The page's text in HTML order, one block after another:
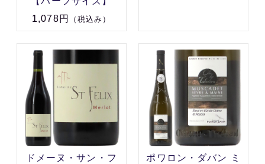
1,078円
（税込み）
ドメーヌ・サン・フ
ポワロン・ダバン ミ